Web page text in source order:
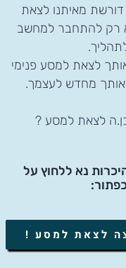
מאיתנו לצאת
רק להתחבר למחשב
לצאת למסע פנימי
אותך מחדש לעצמך.
לצאת למסע ?
נא ללחוץ על
לצאת למסע !